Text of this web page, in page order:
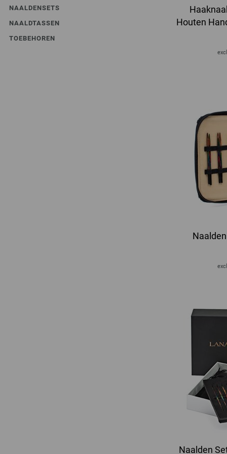
NAALDENSETS
NAALDTASSEN
TOEBEHOREN
Houten
Naalden